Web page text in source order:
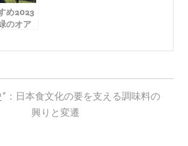
め2023
のオア
”：日本食文化の要を支える調味料の
興りと変遷